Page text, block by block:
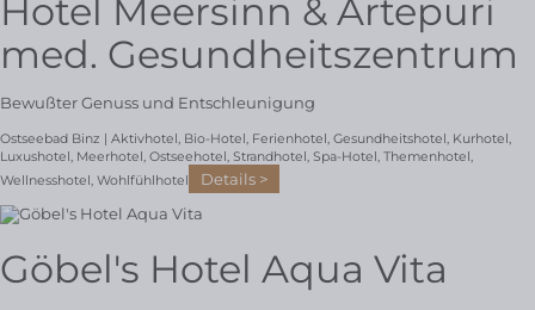
Hotel Meersinn & Artepuri
med. Gesundheitszentrum
Bewußter Genuss und Entschleunigung
Ostseebad Binz | Aktivhotel, Bio-Hotel, Ferienhotel, Gesundheitshotel, Kurhotel,
Luxushotel, Meerhotel, Ostseehotel, Strandhotel, Spa-Hotel, Themenhotel,
Wellnesshotel, Wohlfühlhotel Details
Göbel's Hotel Aqua Vita